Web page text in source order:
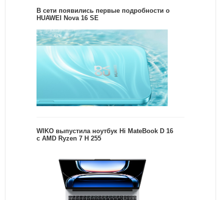
В сети появились первые подробности о
HUAWEI Nova 16 SE
WIKO выпустила ноутбук Hi MateBook D 16
с AMD Ryzen 7 H 255